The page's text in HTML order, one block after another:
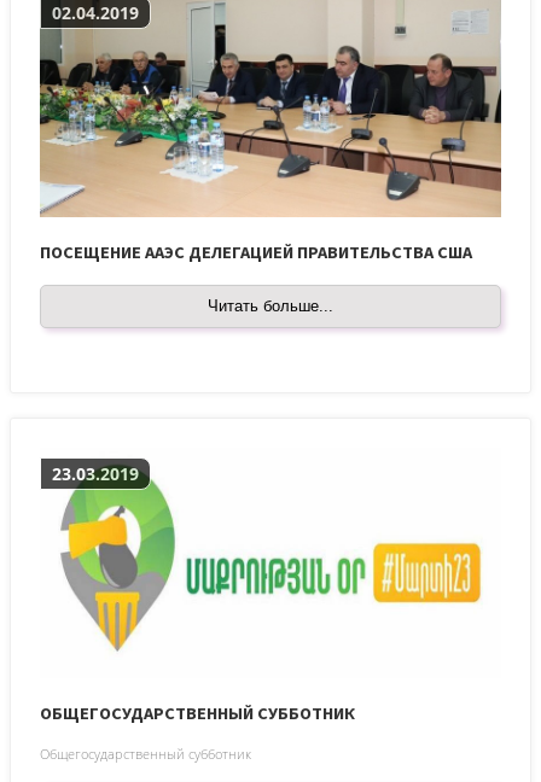
02.04.2019
ПОСЕЩЕНИЕ ААЭС ДЕЛЕГАЦИЕЙ ПРАВИТЕЛЬСТВА США
Читать больше...
23.03.2019
ОБЩЕГОСУДАРСТВЕННЫЙ СУББОТНИК
Общегосударственный субботник